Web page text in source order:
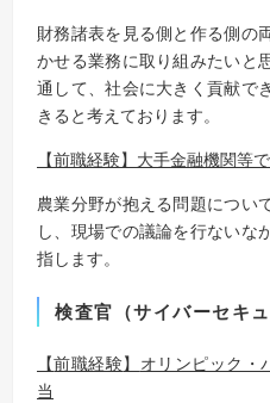
財務諸表を見る側と作る側の
かせる業務に取り組みたいと
通して、社会に大きく貢献で
きると考えております。
【前職経験】 大手金融機関等
農業分野が抱える問題につい
し、現場での議論を行ないな
指します。
検査官（サイバーセキ
【前職経験】 オリンピック・
当